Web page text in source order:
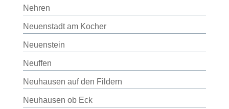
Nehren
Neuenstadt am Kocher
Neuenstein
Neuffen
Neuhausen auf den Fildern
Neuhausen ob Eck